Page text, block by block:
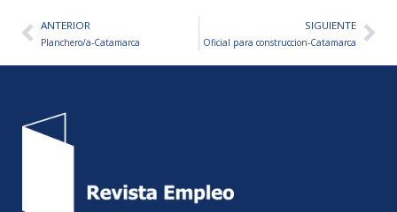
AntANTERIOR
Planchero/a-Catamarca
SIGUIENTE
Oficial para construccion-Catamarca